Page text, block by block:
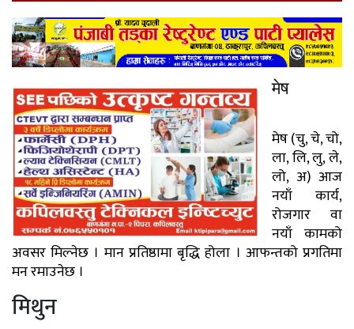
मेष
मेष (चु, चे, चो,
ला, लि, लु, ले,
लो, अ) आज
नयाँ कार्य,
रोजगार वा
नयाँ कामको
अवसर मिल्नेछ । मान प्रतिष्ठामा बृद्धि होला । आफन्तको प्रगतिमा
मन रमाउनेछ ।
मिथुन